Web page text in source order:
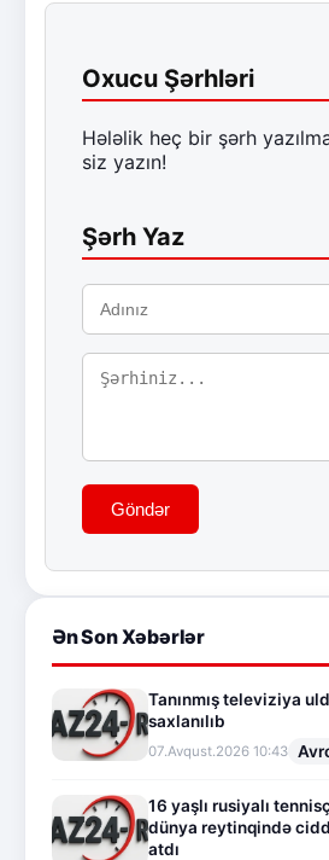
Oxucu Şərhləri
Hələlik heç bir şərh
siz yazın!
Şərh Yaz
Göndər
Ən Son Xəbərlər
Tanınmış televiziya
saxlanılıb
07.Avqust.2026 10:43
16 yaşlı rusiyalı
dünya reytinqində
atdı